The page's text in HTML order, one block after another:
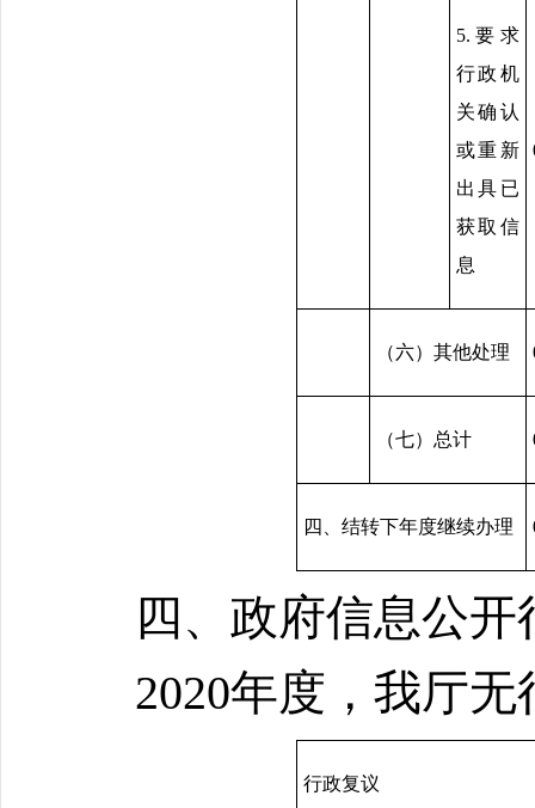
5.要求
行政机
关确认
或重新
出具已
获取信
息
（六）其他处理
（七）总计
四、结转下年度继续办理
四、政府信息公
2020年度，我厅
行政复议